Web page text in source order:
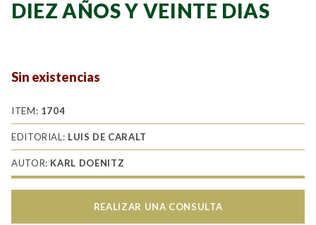
DIEZ AÑOS Y VEINTE DIAS
Sin existencias
ITEM: 1704
EDITORIAL: LUIS DE CARALT
AUTOR: KARL DOENITZ
REALIZAR UNA CONSULTA